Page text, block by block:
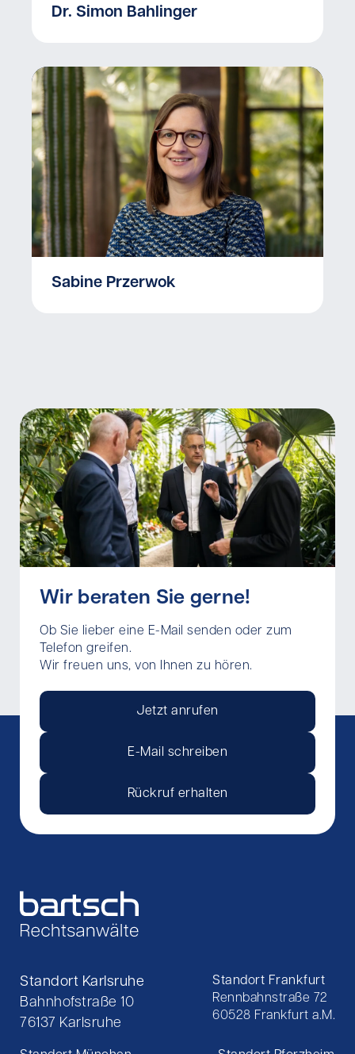
Dr. Simon Bahlinger
Sabine Przerwok
Wir beraten Sie gerne!
Ob Sie lieber eine E-Mail senden oder zum
Telefon greifen.
Wir freuen uns, von Ihnen zu hören.
Jetzt anrufen
E-Mail schreiben
Rückruf erhalten
Standort Karlsruhe
Bahnhofstraße 10
76137 Karlsruhe
Standort Frankfurt
Rennbahnstraße 72
60528 Frankfurt a.M.